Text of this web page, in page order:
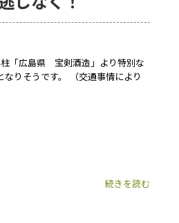
「広島県 宝剣酒造」より特別な
りそうです。 （交通事情により
続きを読む